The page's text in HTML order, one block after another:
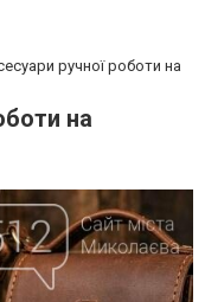
ручної роботи на
на